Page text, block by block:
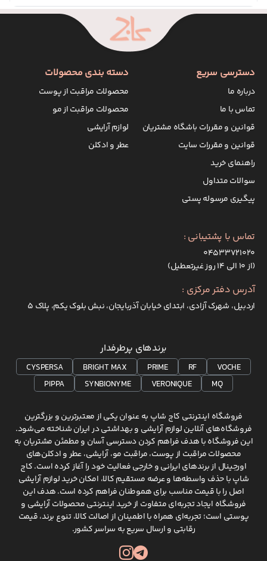
دسترسی سریع
درباره ما
تماس با ما
قوانین و مقررات باشگاه مشتریان
قوانین و مقررات سایت
راهنمای خرید
سوالات متداول
پیگیری مرسوله پستی
دسته بندی محصولات
محصولات مراقبت از پوست
محصولات مراقبت از مو
لوازم آرایشی
عطر و ادکلن
تماس با پشتیبانی :
۰۴۵۳۳۷۲۱۰۲۰
(از ۱۰ الی ۱۴ روز غیرتعطیل)
آدرس دفتر مرکزی :
اردبیل، شهرک آزادی، ابتدای خیابان آذربایجان، نبش بلوک یکم، پلاک 5
برندهای پرطرفدار
VOCHE
RF
PRIME
BRIGHT MAX
CYSPERSA
MQ
VERONIQUE
SYNBIONYME
PIPPA
فروشگاه اینترنتی کاج شاپ به عنوان یکی از معتبرترین و بزرگترین
فروشگاه‌های آنلاین لوازم آرایشی و بهداشتی در ایران شناخته می‌شود.
این فروشگاه با هدف فراهم کردن دسترسی آسان و مطمئن مشتریان به
محصولات مراقبت از پوست، مراقبت مو، آرایشی، عطر و ادکلن‌های
اورجینال از برندهای ایرانی و خارجی فعالیت خود را آغاز کرده است. کاج
شاپ با حذف واسطه‌ها و عرضه مستقیم کالا، امکان خرید لوازم آرایشی
اصل را با قیمت مناسب برای هموطنان فراهم کرده است. هدف این
فروشگاه ایجاد تجربه‌ای متفاوت از خرید اینترنتی محصولات آرایشی و
پوستی است؛ تجربه‌ای همراه با اطمینان از اصالت کالا، تنوع برند، قیمت
رقابتی و ارسال سریع به سراسر کشور.